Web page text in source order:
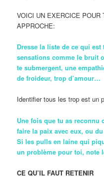
VOICI UN EXERCICE POUR
APPROCHE:
Dresse la liste de ce qui
sensations comme le bruit
te submergent, une
de froideur, trop d’amour…
Identifier tous les trop est un
Une fois que tu as reconnu
faire la paix avec eux, ou
Si les pulls en laine qui
un problème pour toi, note
CE QU’IL FAUT RETENIR